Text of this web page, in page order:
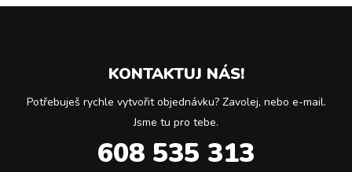
KONTAKTUJ NÁS!
Potřebuješ rychle vytvořit objednávku? Zavolej, nebo e-mail.
Jsme tu pro tebe.
608 535 313